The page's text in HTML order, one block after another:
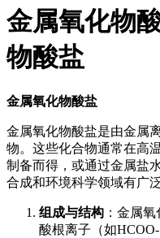
金属氧化物
物酸盐
金属氧化物酸盐
金属氧化物酸盐是由金属
物。这些化合物通常在高
制备而得，或通过金属盐
合成和环境科学领域有广
组成与结构 ：金属
酸根离子（如